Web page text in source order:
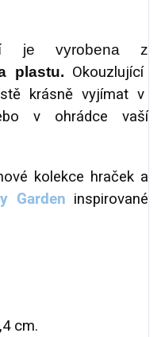
je vyrobena z
plastu. Okouzlující
krásně vyjímat v
v ohrádce vaší
kolekce hraček a
Garden inspirované
cm.